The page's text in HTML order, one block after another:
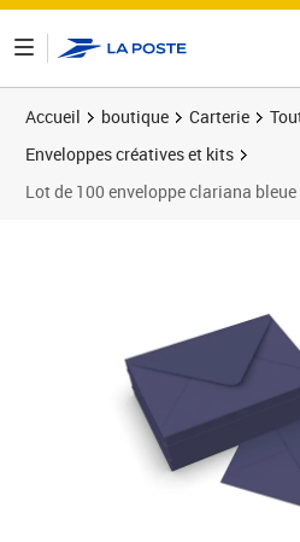
Accueil boutique Carterie
Enveloppes créatives et kits
Lot de 100 enveloppe clariana